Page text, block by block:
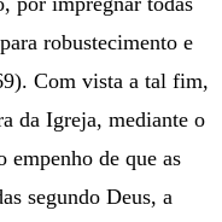
robustecimento e
Com vista a tal fim,
da Igreja, mediante o
empenho de que as
segundo Deus, a